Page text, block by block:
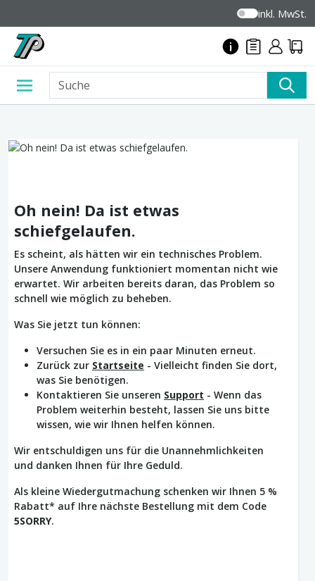
inkl. MwSt.
Oh nein! Da ist etwas
schiefgelaufen.
Es scheint, als hätten wir ein technisches Problem.
Unsere Anwendung funktioniert momentan nicht wie
erwartet. Wir arbeiten bereits daran, das Problem so
schnell wie möglich zu beheben.
Was Sie jetzt tun können:
Versuchen Sie es in ein paar Minuten erneut.
Zurück zur Startseite - Vielleicht finden Sie dort,
was Sie benötigen.
Kontaktieren Sie unseren Support - Wenn das
Problem weiterhin besteht, lassen Sie uns bitte
wissen, wie wir Ihnen helfen können.
Wir entschuldigen uns für die Unannehmlichkeiten
und danken Ihnen für Ihre Geduld.
Als kleine Wiedergutmachung schenken wir Ihnen 5 %
Rabatt* auf Ihre nächste Bestellung mit dem Code
5SORRY.